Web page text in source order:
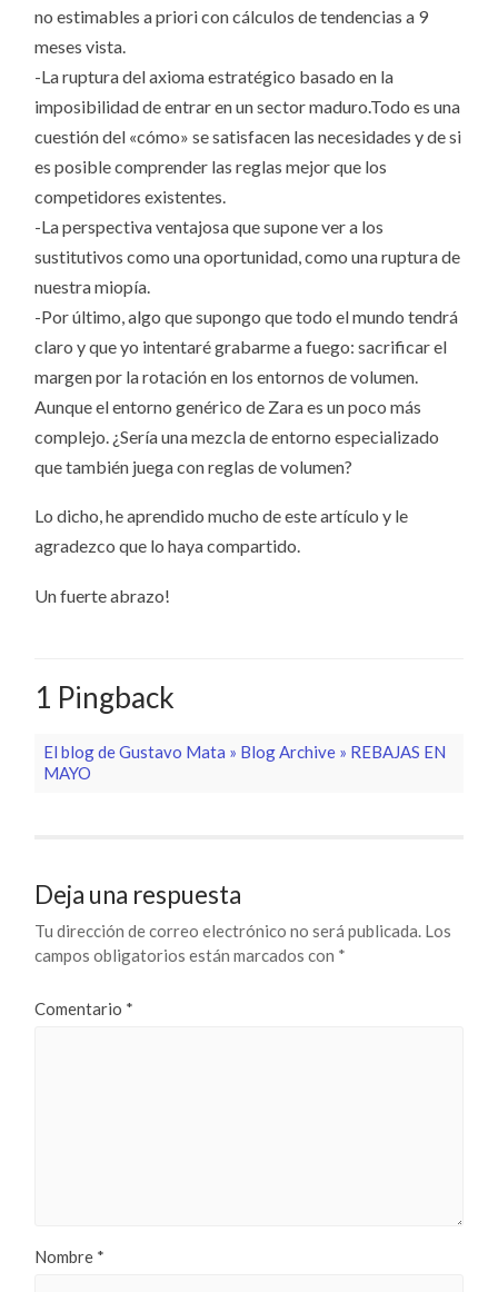
no estimables a priori con cálculos de tendencias a 9
meses vista.
-La ruptura del axioma estratégico basado en la
imposibilidad de entrar en un sector maduro.Todo es una
cuestión del «cómo» se satisfacen las necesidades y de si
es posible comprender las reglas mejor que los
competidores existentes.
-La perspectiva ventajosa que supone ver a los
sustitutivos como una oportunidad, como una ruptura de
nuestra miopía.
-Por último, algo que supongo que todo el mundo tendrá
claro y que yo intentaré grabarme a fuego: sacrificar el
margen por la rotación en los entornos de volumen.
Aunque el entorno genérico de Zara es un poco más
complejo. ¿Sería una mezcla de entorno especializado
que también juega con reglas de volumen?
Lo dicho, he aprendido mucho de este artículo y le
agradezco que lo haya compartido.
Un fuerte abrazo!
1 Pingback
El blog de Gustavo Mata » Blog Archive » REBAJAS EN
MAYO
Deja una respuesta
Tu dirección de correo electrónico no será publicada. Los
campos obligatorios están marcados con *
Comentario *
Nombre *